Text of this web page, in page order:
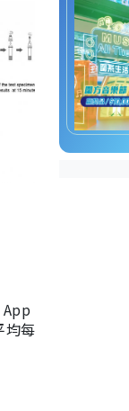
均每